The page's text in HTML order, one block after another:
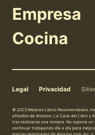
Empresa
Cocina
Legal Privacidad
© 2023 Mejores Libros Recomendados.
afiliados de Amazon, La Casa del Libro y
tras realizarse una compra. No supone
continuar trabajando día a día para
marcas registradas de Amazon.com, Inc, o